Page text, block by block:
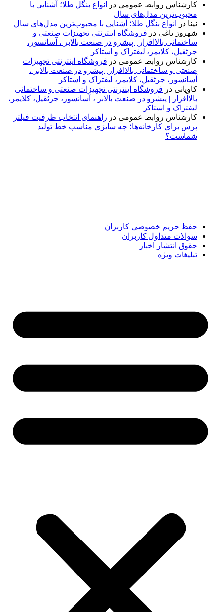
کارشناس روابط عمومی در
انواع بنگل طلا؛ آشنایی با
محبوب‌ترین مدل‌های سال
نینا در
انواع بنگل طلا؛ آشنایی با محبوب‌ترین مدل‌های سال
شهروز باغی در فروشگاه اینترنتی تجهیزات صنعتی و
ساختمانی بالاافزار | پیشرو در صنعت بالابر ، آسانسور،
جرثقیل، کلایمر، لیفتراک و استاکر
کارشناس روابط عمومی در فروشگاه اینترنتی تجهیزات
صنعتی و ساختمانی بالاافزار | پیشرو در صنعت بالابر ،
آسانسور، جرثقیل، کلایمر، لیفتراک و استاکر
کاویانی در فروشگاه اینترنتی تجهیزات صنعتی و ساختمانی
بالاافزار | پیشرو در صنعت بالابر ، آسانسور، جرثقیل، کلایمر،
لیفتراک و استاکر
کارشناس روابط عمومی در راهنمای انتخاب ظرفیت فیلتر
پرس برای کارخانه‌ها؛ چه سایزی مناسب خط تولید
شماست؟
حفظ حریم خصوصی کاربران
سوالات متداول کاربران
حقوق انتشار اخبار
تبلیغات ویژه